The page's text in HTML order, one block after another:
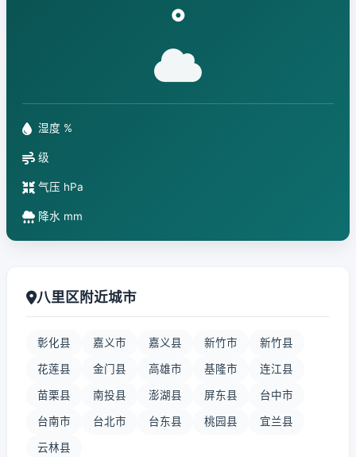
°
湿度 %
级
气压 hPa
降水 mm
八里区附近城市
彰化县 嘉义市 嘉义县 新竹市 新竹县
花莲县 金门县 高雄市 基隆市 连江县
苗栗县 南投县 澎湖县 屏东县 台中市
台南市 台北市 台东县 桃园县 宜兰县
云林县